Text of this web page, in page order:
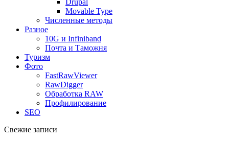
Drupal
Movable Type
Численные методы
Разное
10G и Infiniband
Почта и Таможня
Туризм
Фото
FastRawViewer
RawDigger
Обработка RAW
Профилирование
SEO
Свежие записи